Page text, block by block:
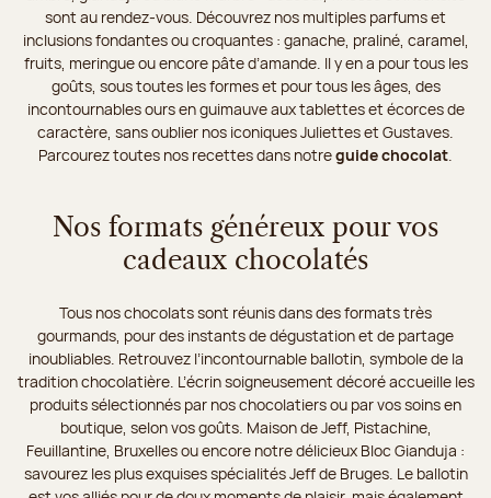
sont au rendez-vous. Découvrez nos multiples parfums et
inclusions fondantes ou croquantes : ganache, praliné, caramel,
fruits, meringue ou encore pâte d’amande. Il y en a pour tous les
goûts, sous toutes les formes et pour tous les âges, des
incontournables ours en guimauve aux tablettes et écorces de
caractère, sans oublier nos iconiques Juliettes et Gustaves.
Parcourez toutes nos recettes dans notreguide chocolat
Nos formats généreux pour vos
cadeaux chocolatés
Tous nos chocolats sont réunis dans des formats très
gourmands, pour des instants de dégustation et de partage
inoubliables. Retrouvez l’incontournable ballotin, symbole de la
tradition chocolatière. L’écrin soigneusement décoré accueille les
produits sélectionnés par nos chocolatiers ou par vos soins en
boutique, selon vos goûts. Maison de Jeff, Pistachine,
Feuillantine, Bruxelles ou encore notre délicieux Bloc Gianduja :
savourez les plus exquises spécialités Jeff de Bruges. Le ballotin